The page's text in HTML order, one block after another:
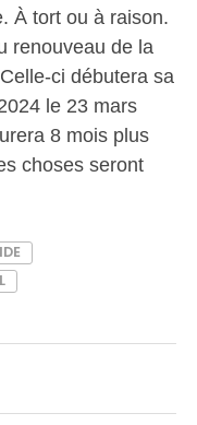
À tort ou à raison.
renouveau de la
ci débutera sa
le 23 mars
8 mois plus
choses seront